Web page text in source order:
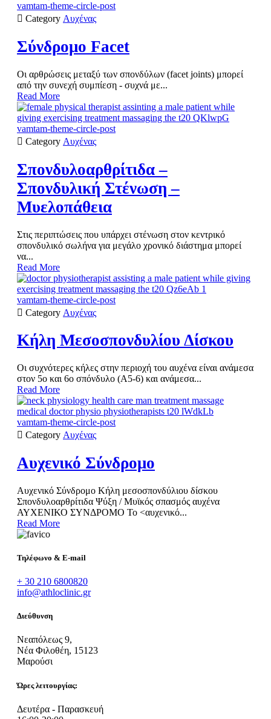
vamtam-theme-circle-post
 Category Αυχένας
Σύνδρομο Facet
Οι αρθρώσεις μεταξύ των σπονδύλων (facet joints) μπορεί
από την συνεχή συμπίεση - συχνά με...
Read More
vamtam-theme-circle-post
 Category Αυχένας
Σπονδυλοαρθρίτιδα –
Σπονδυλική Στένωση –
Μυελοπάθεια
Στις περιπτώσεις που υπάρχει στένωση στον κεντρικό
σπονδυλικό σωλήνα για μεγάλο χρονικό διάστημα μπορεί
να...
Read More
vamtam-theme-circle-post
 Category Αυχένας
Κήλη Μεσοσπονδυλίου Δίσκου
Οι συχνότερες κήλες στην περιοχή του αυχένα είναι ανάμεσα
στον 5ο και 6ο σπόνδυλο (Α5-6) και ανάμεσα...
Read More
vamtam-theme-circle-post
 Category Αυχένας
Αυχενικό Σύνδρομο
Αυχενικό Σύνδρομο Κήλη μεσοσπονδύλιου δίσκου
Σπονδυλοαρθρίτιδα Ψύξη / Μυϊκός σπασμός αυχένα
ΑΥΧΕΝΙΚΟ ΣΥΝΔΡΟΜΟ Το <αυχενικό...
Read More
Τηλέφωνο & E-mail
+ 30 210 6800820
info@athloclinic.gr
Διεύθυνση
Νεαπόλεως 9,
Νέα Φιλοθέη, 15123
Μαρούσι
Ώρες λειτουργίας:
Δευτέρα - Παρασκευή